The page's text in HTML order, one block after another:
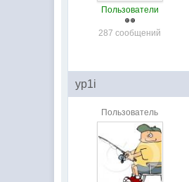
Пользователи
287 сообщений
yp1i
Пользователь